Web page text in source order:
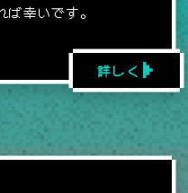
幸いです。
詳しく